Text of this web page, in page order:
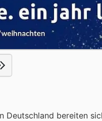
Deutschland bereiten